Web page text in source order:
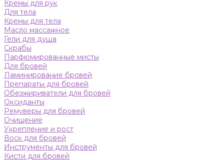
Кремы для рук
Для тела
Кремы для тела
Масло массажное
Гели для душа
Скрабы
Парфюмированные мисты
Для бровей
Ламинирование бровей
Препараты для бровей
Обезжириватели для бровей
Оксиданты
Ремуверы для бровей
Очищение
Укрепление и рост
Воск для бровей
Инструменты для бровей
Кисти для бровей